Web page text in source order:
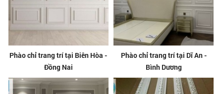
Phào chỉ trang trí tại Biên Hòa -
Đồng Nai
Phào chỉ trang trí tại Dĩ An -
Bình Dương